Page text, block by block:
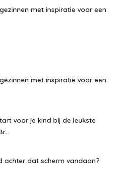
met inspiratie voor een
met inspiratie voor een
voor je kind bij de leukste
achter dat scherm vandaan?